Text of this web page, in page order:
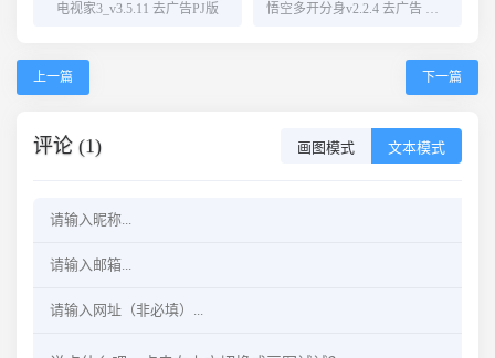
电视家3_v3.5.11 去广告PJ版 悟空多开分身v2.2.4 去广告 解锁会员
上一篇 下一篇
评论 (1) 画图模式 文本模式